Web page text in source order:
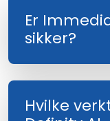
Er
sikker?
Hvilke